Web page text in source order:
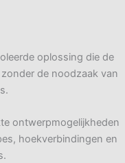
oplossing die de
de noodzaak van
ontwerpmogelijkheden
hoekverbindingen en